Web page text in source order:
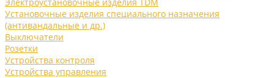
Установочные изделия специального назначения
(антивандальные и др.)
Выключатели
Розетки
Устройства контроля
Устройства управления